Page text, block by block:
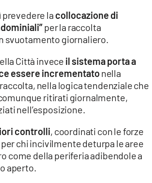
prevedere la collocazione di
per la raccolta
svuotamento giornaliero.
Città invece il sistema porta a
essere incrementatonella
nella logica tendenziale che
ritirati giornalmente,
nell’esposizione.
controlli, coordinati con le forze
chi incivilmente deturpa le aree
come della periferia adibendole a
aperto.